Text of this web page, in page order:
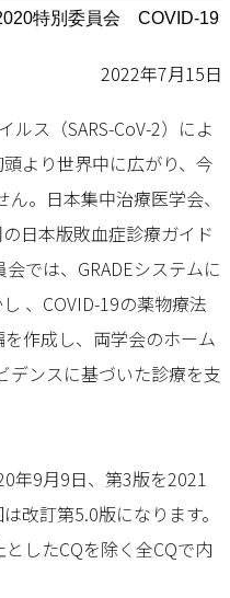
特別委員会 COVID-19
2022年7月15日
ス（SARS-CoV-2）によ
より世界中に広がり、今
。日本集中治療医学会、
日本版敗血症診療ガイド
では、GRADEシステムに
、COVID-19の薬物療法
作成し、両学会のホーム
デンスに基づいた診療を支
年9月9日、第3版を2021
改訂第5.0版になります。
したCQを除く全CQで内